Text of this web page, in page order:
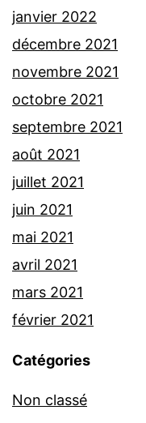
janvier 2022
décembre 2021
novembre 2021
octobre 2021
septembre 2021
août 2021
juillet 2021
juin 2021
mai 2021
avril 2021
mars 2021
février 2021
Catégories
Non classé